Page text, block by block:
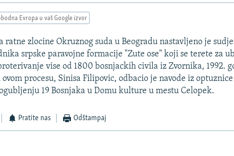
Evropa u vaš Google izvor
ratne zlocine Okruznog suda u Beogradu nastavljeno je
srpske paravojne formacije "Zute ose" koji se terete za
vise od 1800 bosnjackih civila iz Zvornika, 1992.
procesu, Sinisa Filipovic, odbacio je navode iz
19 Bosnjaka u Domu kulture u mestu Celopek.
Pratite nas Odštampaj